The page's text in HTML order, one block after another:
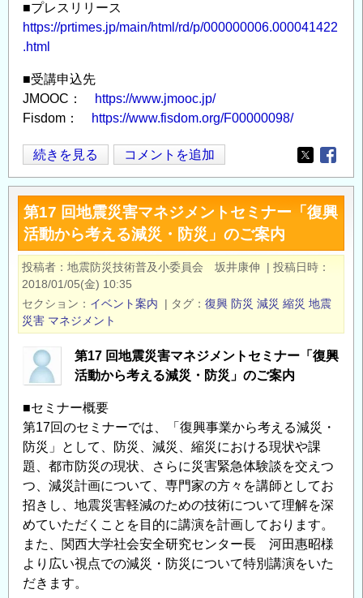
ン
ポ
ウ
ム
「地
性
を
考
え
た
減
災・
レ
ジ
エ
ン
ス
の
あ
り
方」
の
■プレスリリース
https://prtimes.jp/main/html/rd/p/000000006.000041422
.html
■受講申込先
JMOOC：
https://www.jmooc.jp/
Fisdom：
https://www.fisdom.org/F00000098/
多
発
す
る
多
様
な
自
然
災
害
う
向
き
う
か
を
学
ぶ
続きを見る コメントを追加
Opens in
第17 回地震災害マネジメントセミナー「復興
活動から考える減災・防災」のご案内
投稿者 地震防災技術普及小委員会 坂井康伸 | 投稿日時
2018/01/05(金) 10:35
セクション
イベント案内 | タグ 復興 防災 減災 縮災 地震
災害 マネジメント
第17 回地震災害マネジメントセミナー「復興
活動から考える減災・防災」のご案内
■セミナー概要
第17回のセミナーでは、「復興事業から考える減災・
防災」として、防災、減災、縮災における現状や課
題、都市防災の現状、さらに災害緊急体験談を交えつ
つ、減災計画について、専門家の方々を講師としてお
招きし、地震災害軽減のための技術について理解を深
めていただくことを目的に講演を計画しております。
また、関西大学社会安全研究センター長 河田惠昭様
より広い視点での減災・防災について特別講演をいた
だきます。